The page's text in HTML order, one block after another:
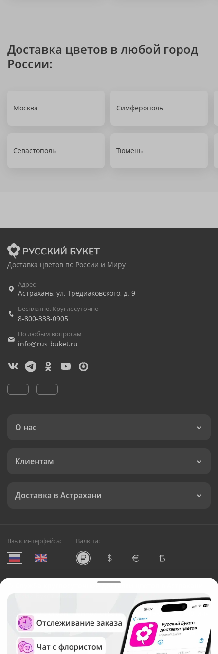
Доставка цветов в любой город
России:
Москва Симферополь
Севастополь Тюмень
Доставка цветов по России и Миру
Адрес
Астрахань, ул. Тредиаковского, д. 9
Бесплатно. Круглосуточно
8-800-333-0905
По любым вопросам
info@rus-buket.ru
О нас
Клиентам
Доставка в Астрахани
Язык интерфейса: Валюта:
Служба круглосуточной доставки цветов в Астрахани
Русский Букет, 2026
Общество с ограниченной ответственностью «Технология»
ОГРН: 1195476081745, ИНН: 5410081997
Юридический адрес: г. Новосибирск, ул. Ипподромская,
д.42, оф. 3